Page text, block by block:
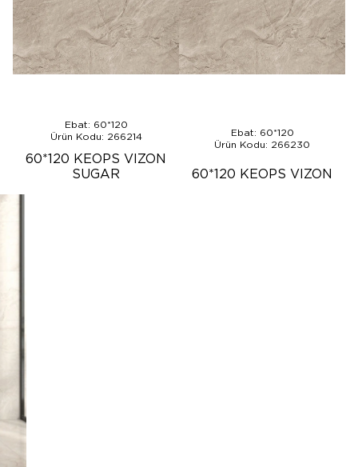
Ebat: 60*120
Ürün Kodu: 266214
60*120 KEOPS VIZON
SUGAR
Ebat: 60*120
Ürün Kodu: 266230
60*120 KEOPS VIZON